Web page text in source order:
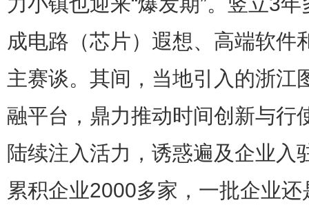
成电路（芯片）遐想、高端软件
主赛谈。其间，当地引入的浙江
融平台，鼎力推动时间创新与行
陆续注入活力，诱惑遍及企业入
累积企业2000多家，一批企业